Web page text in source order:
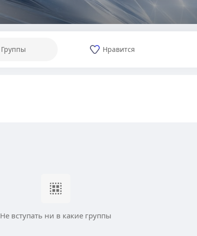
Группы Нравится
Не вступать ни в какие группы